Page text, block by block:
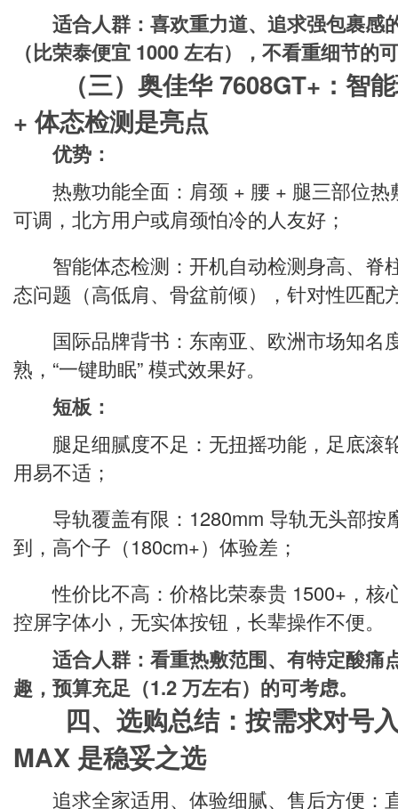
适合人群：喜欢重力道、追求强包裹感
（比荣泰便宜 1000 左右），不看重细节的
（三）奥佳华 7608GT+：智能
+ 体态检测是亮点
优势：
热敷功能全面：肩颈 + 腰 + 腿三部位
可调，北方用户或肩颈怕冷的人友好；
智能体态检测：开机自动检测身高、脊
态问题（高低肩、骨盆前倾），针对性匹配
国际品牌背书：东南亚、欧洲市场知名
熟，“一键助眠” 模式效果好。
短板：
腿足细腻度不足：无扭摇功能，足底滚
用易不适；
导轨覆盖有限：1280mm 导轨无头部按
到，高个子（180cm+）体验差；
性价比不高：价格比荣泰贵 1500+，核
控屏字体小，无实体按钮，长辈操作不便。
适合人群：看重热敷范围、有特定酸痛
趣，预算充足（1.2 万左右）的可考虑。
四、选购总结：按需求对号
MAX 是稳妥之选
追求全家适用、体验细腻、售后方便：